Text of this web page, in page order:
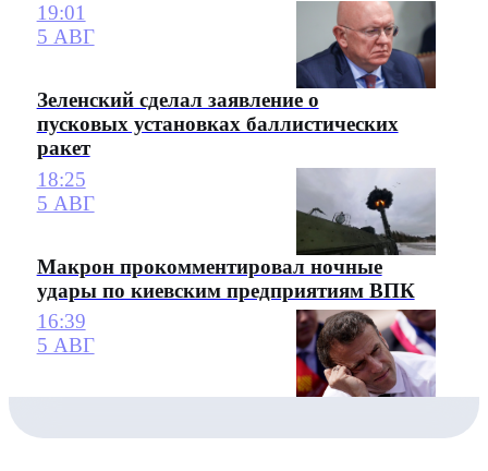
19:01
5 АВГ
Зеленский сделал заявление о
пусковых установках баллистических
ракет
18:25
5 АВГ
Макрон прокомментировал ночные
удары по киевским предприятиям ВПК
16:39
5 АВГ